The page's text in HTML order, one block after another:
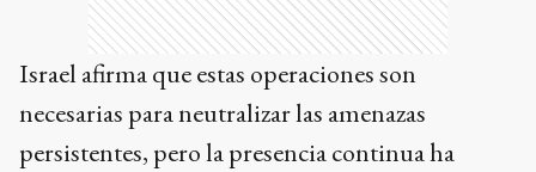
Israel afirma que estas operaciones son
necesarias para neutralizar las amenazas
persistentes, pero la presencia continua ha